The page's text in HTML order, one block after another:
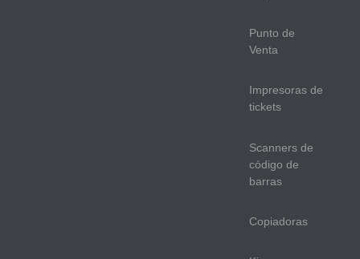
Punto de
Venta
Impresoras de
tickets
Scanners de
código de
barras
Copiadoras